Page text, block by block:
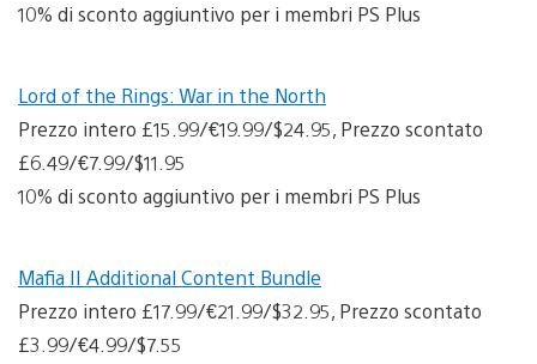
10% di sconto aggiuntivo per i membri PS Plus
Lord of the Rings: War in the North
Prezzo intero £15.99/€19.99/$24.95, Prezzo scontato
£6.49/€7.99/$11.95
10% di sconto aggiuntivo per i membri PS Plus
Mafia II Additional Content Bundle
Prezzo intero £17.99/€21.99/$32.95, Prezzo scontato
£3.99/€4.99/$7.55